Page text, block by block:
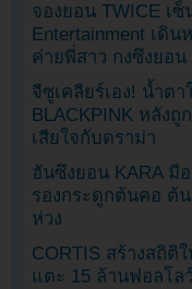
จองยอน TWICE เ
Entertainment เดิน
ค่ายพี่สาว กงซึงยอน
จีซูเคลียร์เอง! น้ำตา
BLACKPINK หลังถู
เสียใจกับดราม่า
ฮันซึงยอน KARA มี
รองกระดูกต้นคอ ต้
ห่วง
CORTIS สร้างสถิติ
แตะ 15 ล้านฟอลโล